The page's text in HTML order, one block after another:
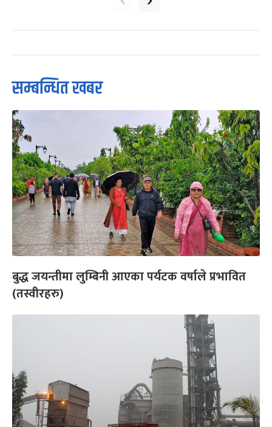
सम्बन्धित खबर
बुद्ध जयन्तीमा लुम्बिनी आएका पर्यटक वर्षाले प्रभावित
(तस्वीरहरु)